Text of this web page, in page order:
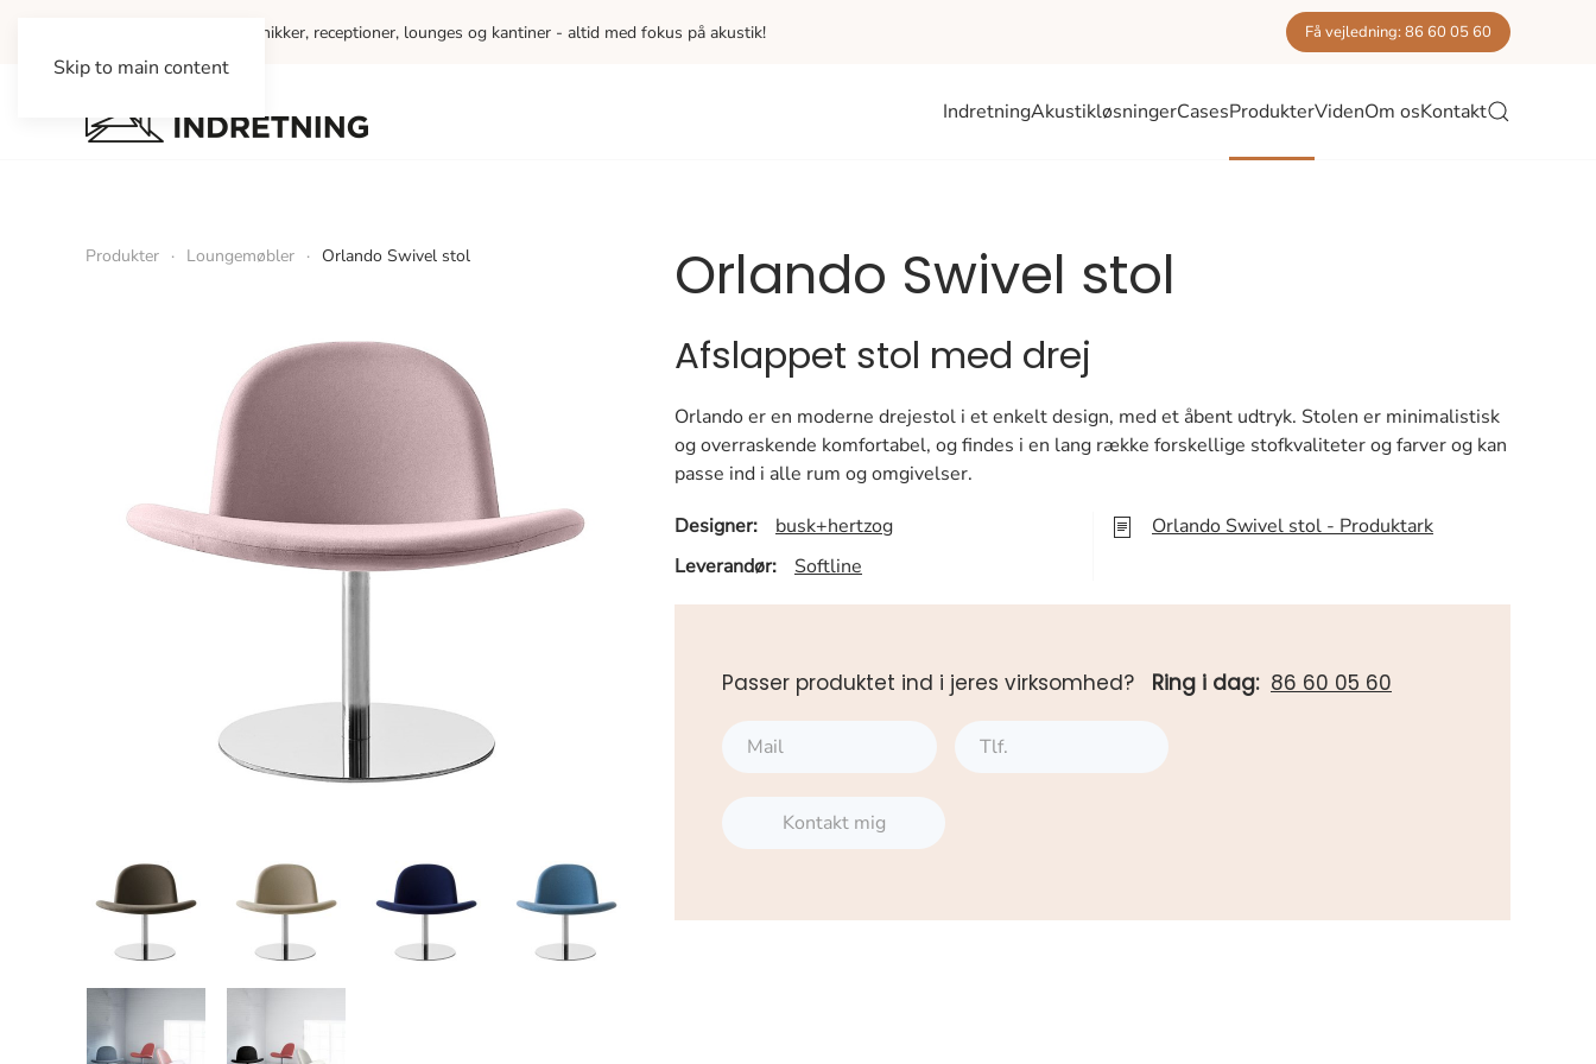
Skip to main content
Vi indretter kontorer, klinikker, receptioner, lounges og kantiner - altid med fokus på akustik! Få vejledning: 86 60 05 60
IndretningAkustikløsningerCasesProdukterVidenOm osKontakt
Produkter Loungemøbler Orlando Swivel stol Orlando Swivel stol
Afslappet stol med drej
Orlando er en moderne drejestol i et enkelt design, med et åbent udtryk. Stolen er minimalistisk
og overraskende komfortabel, og findes i en lang række forskellige stofkvaliteter og farver og kan
passe ind i alle rum og omgivelser.
Designer:
busk+hertzog
Leverandør:
Softline
Orlando Swivel stol - Produktark
Passer produktet ind i jeres virksomhed? Ring i dag: 86 60 05 60
Kontakt mig